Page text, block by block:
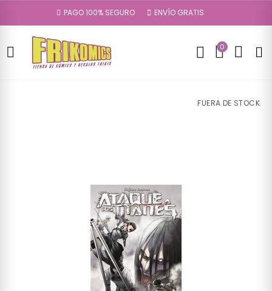
PAGO 100% SEGURO ENVÍO GRATIS
0
FUERA DE STOCK